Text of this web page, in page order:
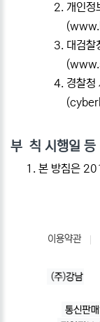
개인
(
대검
(
경찰청
(
부 칙 시행일 등
본 방침은
이용약관